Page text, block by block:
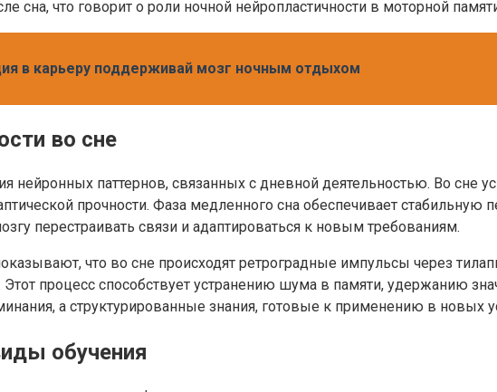
сна, что говорит о роли ночной нейропластичности в моторной
в карьеру поддерживай мозг ночным отдыхом
во сне
нейронных паттернов, связанных с дневной деятельностью. Во сне
прочности. Фаза медленного сна обеспечивает стабильную
перестраивать связи и адаптироваться к новым требованиям.
что во сне происходят ретроградные импульсы через
Этот процесс способствует устранению шума в памяти, удержанию
а структурированные знания, готовые к применению в новых
обучения